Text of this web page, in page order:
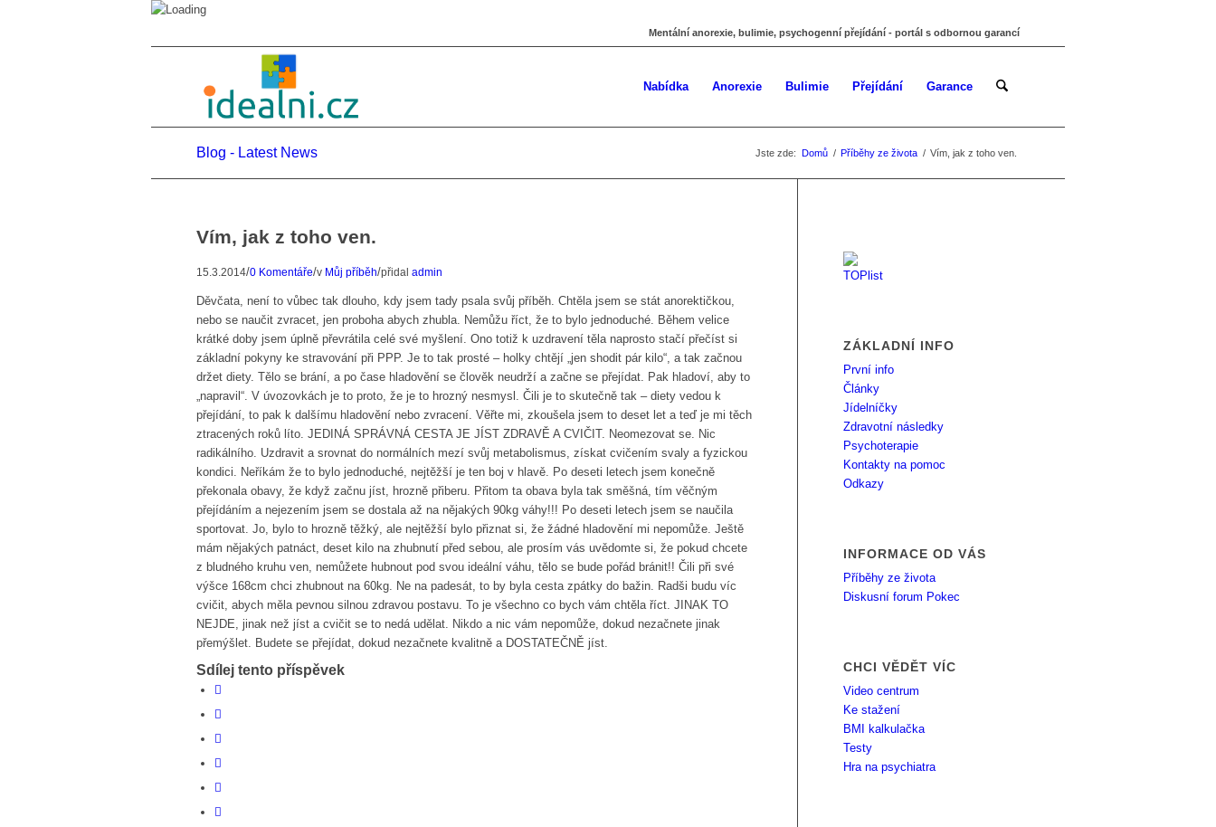
Mentální anorexie, bulimie, psychogenní přejídání - portál s odbornou garancí
Nabídka Anorexie Bulimie Přejídání Garance
Blog - Latest News Jste zde: Domů / Příběhy ze života / Vím, jak z toho ven.
Vím, jak z toho ven.
15.3.2014/0 Komentáře/v Můj příběh/přidal admin
Děvčata, není to vůbec tak dlouho, kdy jsem tady psala svůj příběh. Chtěla jsem se stát anorektičkou,
nebo se naučit zvracet, jen proboha abych zhubla. Nemůžu říct, že to bylo jednoduché. Během velice
krátké doby jsem úplně převrátila celé své myšlení. Ono totiž k uzdravení těla naprosto stačí přečíst si
základní pokyny ke stravování při PPP. Je to tak prosté – holky chtějí „jen shodit pár kilo“, a tak začnou
držet diety. Tělo se brání, a po čase hladovění se člověk neudrží a začne se přejídat. Pak hladoví, aby to
„napravil“. V úvozovkách je to proto, že je to hrozný nesmysl. Čili je to skutečně tak – diety vedou k
přejídání, to pak k dalšímu hladovění nebo zvracení. Věřte mi, zkoušela jsem to deset let a teď je mi těch
ztracených roků líto. JEDINÁ SPRÁVNÁ CESTA JE JÍST ZDRAVĚ A CVIČIT. Neomezovat se. Nic
radikálního. Uzdravit a srovnat do normálních mezí svůj metabolismus, získat cvičením svaly a fyzickou
kondici. Neříkám že to bylo jednoduché, nejtěžší je ten boj v hlavě. Po deseti letech jsem konečně
překonala obavy, že když začnu jíst, hrozně přiberu. Přitom ta obava byla tak směšná, tím věčným
přejídáním a nejezením jsem se dostala až na nějakých 90kg váhy!!! Po deseti letech jsem se naučila
sportovat. Jo, bylo to hrozně těžký, ale nejtěžší bylo přiznat si, že žádné hladovění mi nepomůže. Ještě
mám nějakých patnáct, deset kilo na zhubnutí před sebou, ale prosím vás uvědomte si, že pokud chcete
z bludného kruhu ven, nemůžete hubnout pod svou ideální váhu, tělo se bude pořád bránit!! Čili při své
výšce 168cm chci zhubnout na 60kg. Ne na padesát, to by byla cesta zpátky do bažin. Radši budu víc
cvičit, abych měla pevnou silnou zdravou postavu. To je všechno co bych vám chtěla říct. JINAK TO
NEJDE, jinak než jíst a cvičit se to nedá udělat. Nikdo a nic vám nepomůže, dokud nezačnete jinak
přemýšlet. Budete se přejídat, dokud nezačnete kvalitně a DOSTATEČNĚ jíst.
Sdílej tento příspěvek
ZÁKLADNÍ INFO
První info
Články
Jídelníčky
Zdravotní následky
Psychoterapie
Kontakty na pomoc
Odkazy
INFORMACE OD VÁS
Příběhy ze života
Diskusní forum Pokec
CHCI VĚDĚT VÍC
Video centrum
Ke stažení
BMI kalkulačka
Testy
Hra na psychiatra